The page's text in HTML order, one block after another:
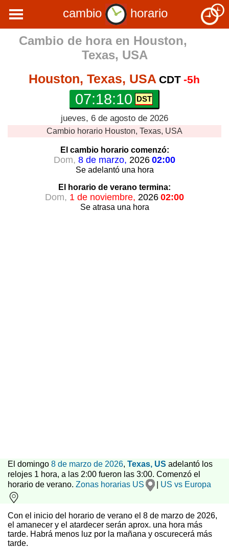
cambio
horario
Cambio de hora en Houston,
Texas, USA
Houston, Texas, USA CDT -5h
07:18:11
jueves, 6 de agosto de 2026
Cambio horario Houston, Texas, USA
El cambio horariocomenzó:
Dom, 8 de marzo, 2026 02:00
Se adelantó una hora
El horario de verano termina:
Dom, 1 de noviembre, 2026 02:00
Se atrasa una hora
El domingo 8 de marzo de 2026, Texas, US adelantó los
relojes 1 hora, a las 2:00 fueron las 3:00. Comenzó el
horario de verano. Zonas horarias US US vs Europa
Con el inicio del horario de verano el 8 de marzo de 2026,
el amanecer y el atardecer serán aprox. una hora más
tarde. Habrá menos luz por la mañana y oscurecerá más
tarde.